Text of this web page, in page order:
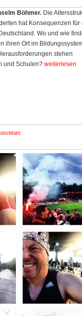
Böhmer. Die
hat Konsequenzen für
Wo und wie
ihren Ort im
stehen
und Schulen? weiterlesen